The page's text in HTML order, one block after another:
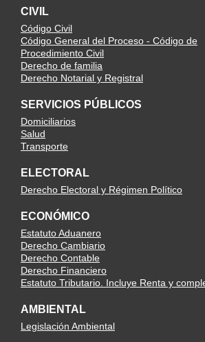
CIVIL
Código Civil
Código General del Proceso - Código de
Procedimiento Civil
Derecho de familia
Derecho Notarial y Registral
SERVICIOS PÚBLICOS
Domiciliarios
Salud
Transporte
ELECTORAL
Derecho Electoral y Régimen Político
ECONÓMICO
Estatuto Aduanero
Derecho Cambiario
Derecho Contable
Derecho Financiero
Estatuto Tributario. Incluye Renta y
AMBIENTAL
Legislación Ambiental